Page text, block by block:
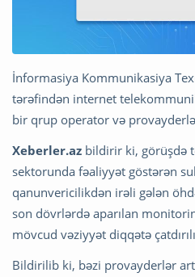
İnformasiya Kommunikasiya
tərəfindən internet
bir qrup operator və
Xeberler.az bildirir ki, görüşdə
sektorunda fəaliyyət göstərən
qanunvericilikdən irəli gələn
son dövrlərdə aparılan
mövcud vəziyyət diqqətə
Bildirilib ki, bəzi provayderlər